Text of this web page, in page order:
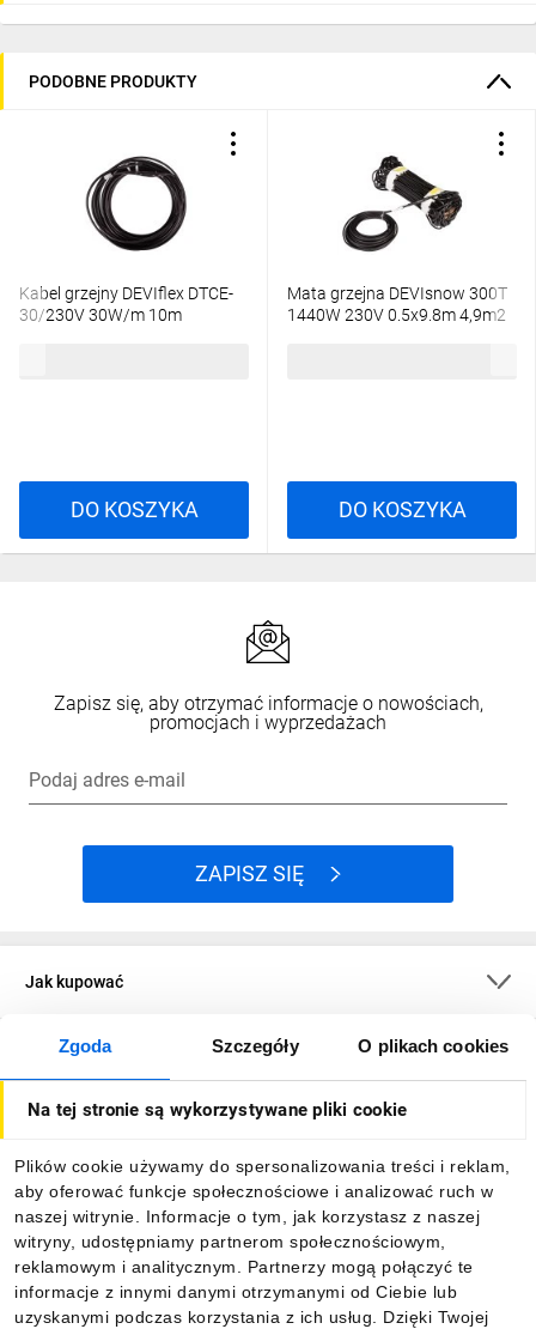
Zgoda Szczegóły O plikach cookies
Na tej stronie są wykorzystywane pliki cookie
Plików cookie używamy do spersonalizowania treści i reklam,
aby oferować funkcje społecznościowe i analizować ruch w
naszej witrynie. Informacje o tym, jak korzystasz z naszej
witryny, udostępniamy partnerom społecznościowym,
reklamowym i analitycznym. Partnerzy mogą połączyć te
informacje z innymi danymi otrzymanymi od Ciebie lub
uzyskanymi podczas korzystania z ich usług. Dzięki Twojej
PODOBNE PRODUKTY
Kabel grzejny DEVIflex DTCE-
30/230V 30W/m 10m
DO KOSZYKA
Mata grzejna DEVIsnow 300T
1440W 230V 0.5x9.8m 4,9m2
DO KOSZYKA
Zapisz się, aby otrzymać informacje o nowościach,
promocjach i wyprzedażach
Podaj adres e-mail
ZAPISZ SIĘ
Jak kupować
O firmie
Informacje
Pobierz naszą aplikację mobilną: